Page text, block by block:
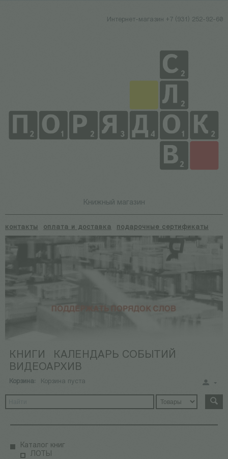
Интернет-магазин +7 (931) 252-92-60
Книжный магазин
контакты оплата и доставка подарочные сертификаты
КНИГИ
КАЛЕНДАРЬ СОБЫТИЙ
ВИДЕОАРХИВ
Корзина: Корзина пуста
Каталог книг
ЛОТЫ